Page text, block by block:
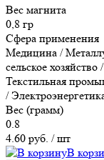
Вес магнита
0,8 гр
Сфера применения
Медицина /
сельское
Текстильная
/
Вес (грамм)
0.8
4.60 руб. / шт
В